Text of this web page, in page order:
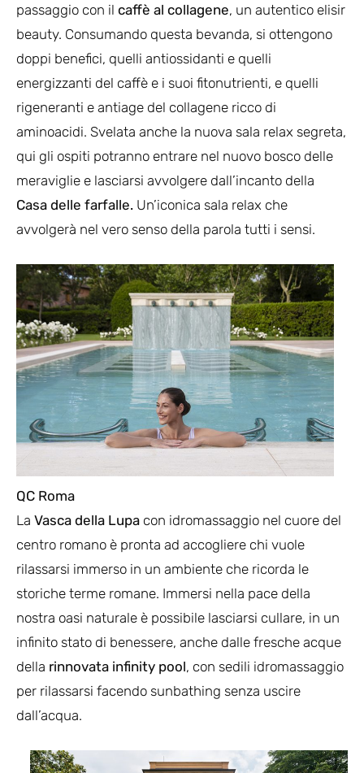
passaggio con il caffè al collagene, un autentico elisir
beauty. Consumando questa bevanda, si ottengono
doppi benefici, quelli antiossidanti e quelli
energizzanti del caffè e i suoi fitonutrienti, e quelli
rigeneranti e antiage del collagene ricco di
aminoacidi. Svelata anche la nuova sala relax segreta,
qui gli ospiti potranno entrare nel nuovo bosco delle
meraviglie e lasciarsi avvolgere dall’incanto della
Casa delle farfalle. Un’iconica sala relax che
avvolgerà nel vero senso della parola tutti i sensi.
QC Roma
La Vasca della Lupa con idromassaggio nel cuore del
centro romano è pronta ad accogliere chi vuole
rilassarsi immerso in un ambiente che ricorda le
storiche terme romane. Immersi nella pace della
nostra oasi naturale è possibile lasciarsi cullare, in un
infinito stato di benessere, anche dalle fresche acque
della rinnovata infinity pool, con sedili idromassaggio
per rilassarsi facendo sunbathing senza uscire
dall’acqua.